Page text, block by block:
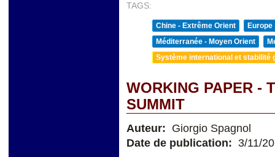
TAGS:
Chine - Extrême Orient
Europe
Méditerranée - Moyen Orient
Système international et stabilité
WORKING PAPER -
SUMMIT
Auteur: Giorgio Spagnol
Date de publication: 3/11/